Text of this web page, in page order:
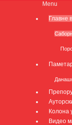
Menu
Главне
Колона
Видео